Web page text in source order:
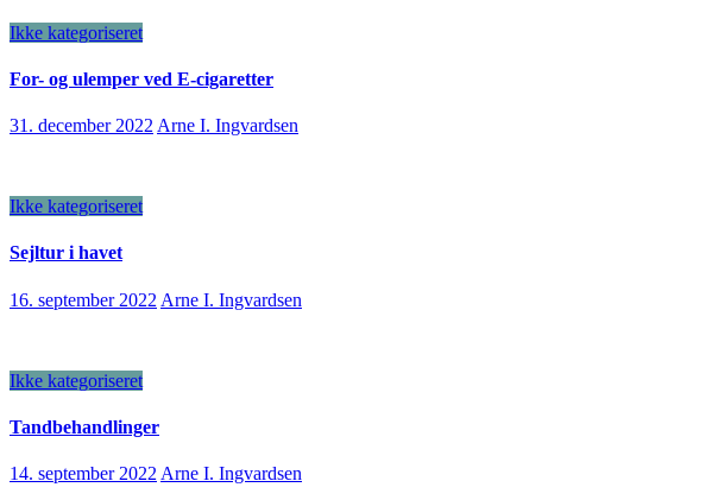
Ikke kategoriseret
For- og ulemper ved E-cigaretter
31. december 2022 Arne I. Ingvardsen
Ikke kategoriseret
Sejltur i havet
16. september 2022 Arne I. Ingvardsen
Ikke kategoriseret
Tandbehandlinger
14. september 2022 Arne I. Ingvardsen